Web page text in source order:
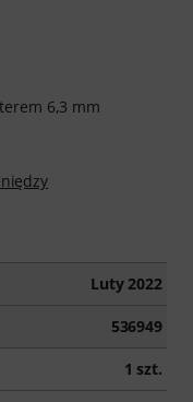
6,3 mm
Luty 2022
536949
1 szt.